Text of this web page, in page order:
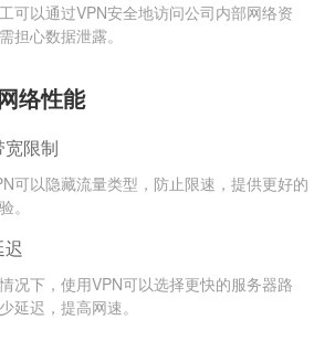
可以通过VPN安全地访问公司内部网络资
担心数据泄露。
络性能
限制
可以隐藏流量类型，防止限速，提供更好的
。
况下，使用VPN可以选择更快的服务器路
延迟，提高网速。